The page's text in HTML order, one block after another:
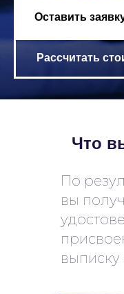
Оставить
Рассчитать
Что
По
вы
выписку